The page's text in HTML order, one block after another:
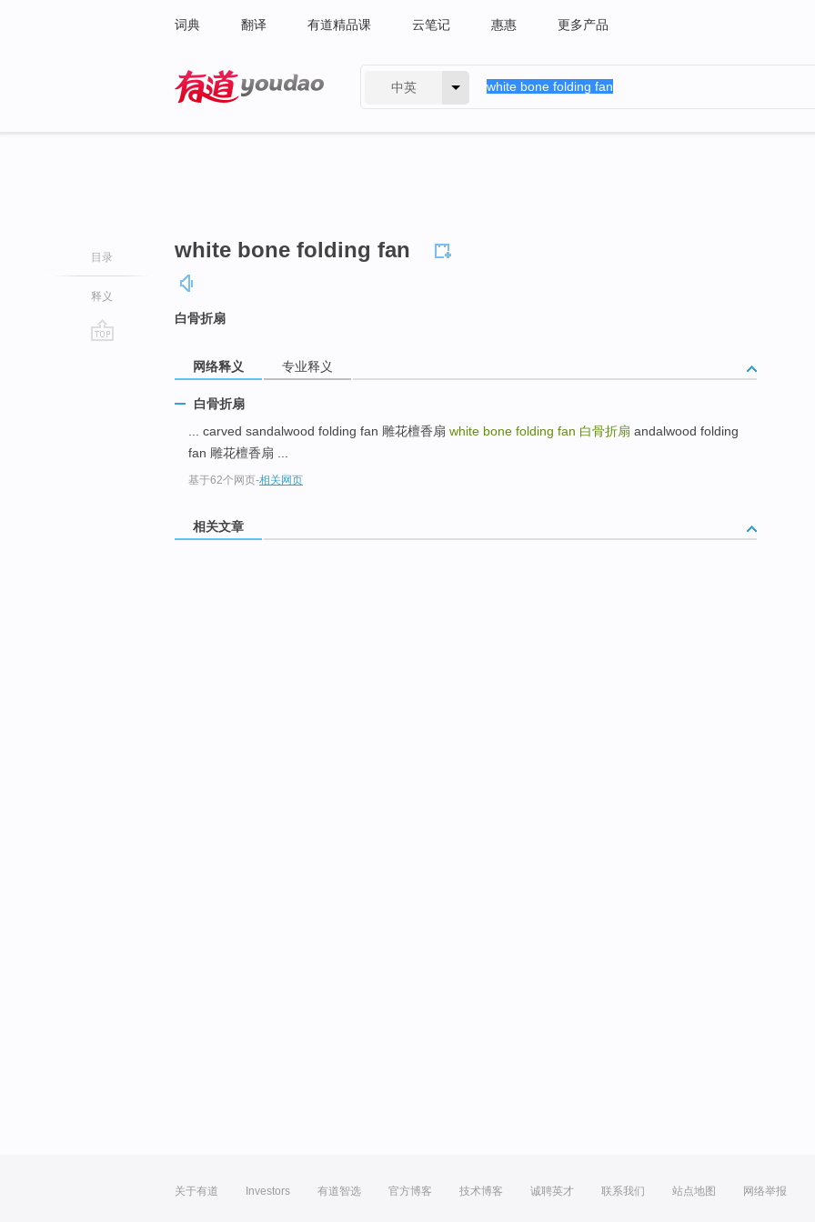
词典 翻译 有道精品课 云笔记 惠惠 更多产品
中英
目录
释义
white bone folding fan
白骨折扇
网络释义 专业释义
白骨折扇
... carved sandalwood folding fan 雕花檀香扇 white bone folding fan 白骨折扇 andalwood folding
fan 雕花檀香扇 ...
基于62个网页-相关网页
相关文章
关于有道 Investors 有道智选 官方博客 技术博客 诚聘英才 联系我们 站点地图 网络举报